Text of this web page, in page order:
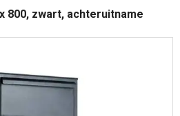
800, zwart, achteruitname